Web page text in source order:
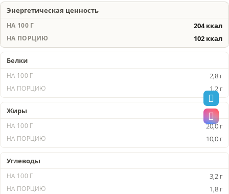
Энергетическая ценность
204 ккал
102 ккал
Белки
2,8 г
1,2 г
Жиры
20,0 г
10,0 г
Углеводы
3,2 г
1,8 г